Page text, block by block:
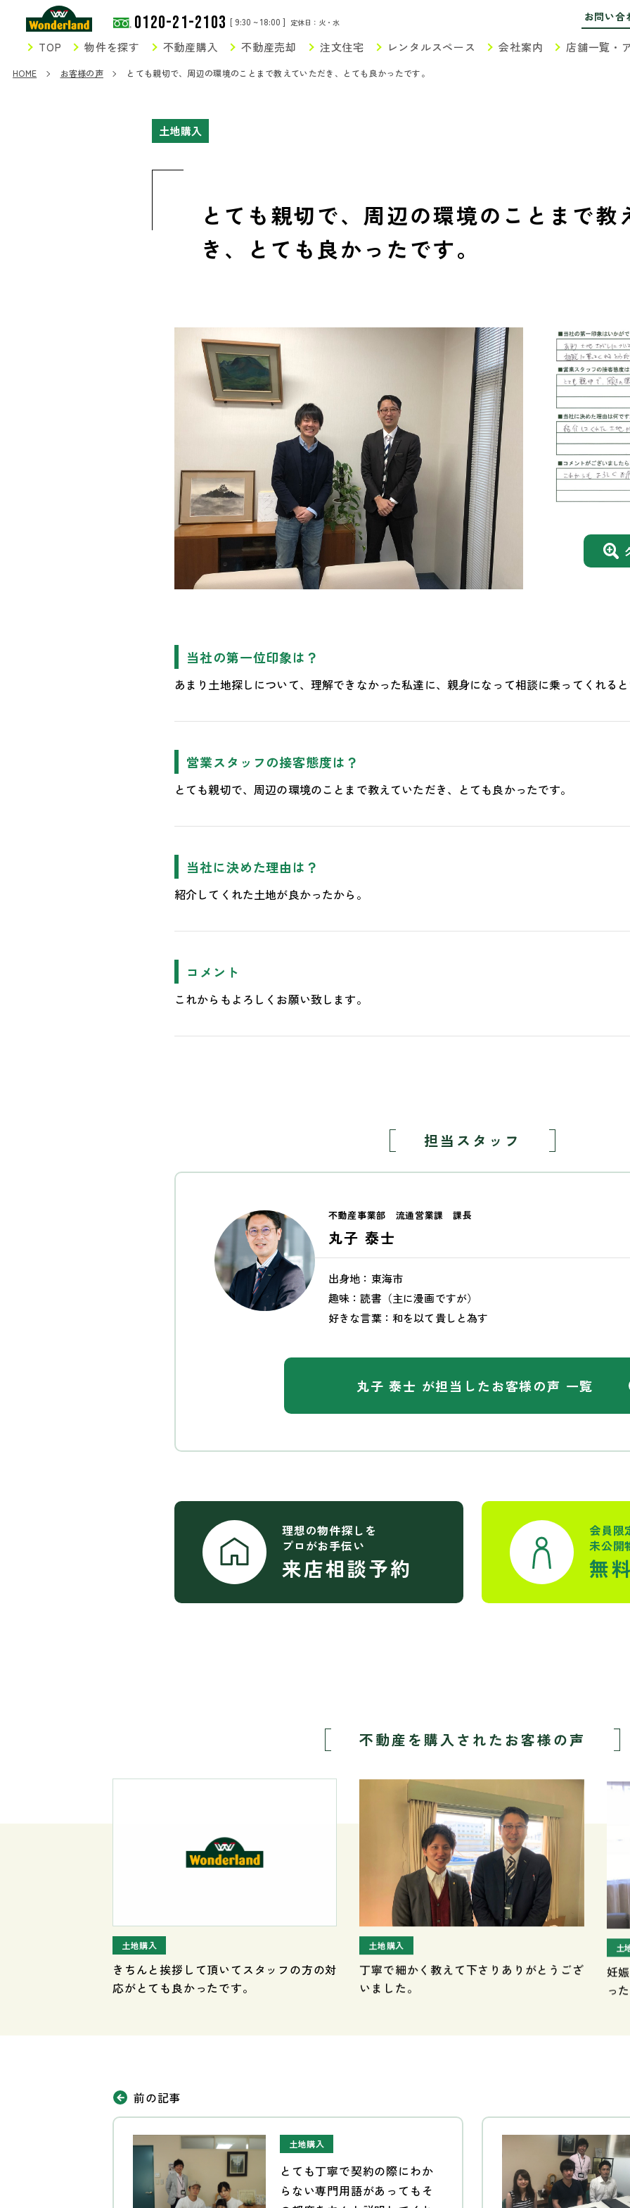
0120-21-2103 [ 9:30 ~ 18:00 ] 定休日：火・水
TOP 物件を探す 不動産購入 不動産売却 注文住宅 レンタルスペース 会社案内 店舗一覧・
お問い合
HOME お客様の声 とても親切で、周辺の環境のことまで教えていただき、とても良かったです。
土地購入
とても親切で、周辺の環境のことまで教
き、とても良かったです。
当社の第一位印象は？
あまり土地探しについて、理解できなかった私達に、親身になって相談に乗ってくれると
営業スタッフの接客態度は？
とても親切で、周辺の環境のことまで教えていただき、とても良かったです。
当社に決めた理由は？
紹介してくれた土地が良かったから。
コメント
これからもよろしくお願い致します。
担当スタッフ
不動産事業部 流通営業課 課長
丸子 泰士
出身地：東海市
趣味：読書（主に漫画ですが）
好きな言葉：和を以て貴しと為す
丸子 泰士 が担当した お客様の声 一覧
理想の物件探しを
プロがお手伝い
来店相談予約
会員限
未公開
無
不動産を購入された お客様の声
土地購入
きちんと挨拶して頂いてスタッフの方の対
応がとても良かったです。
土地購入
丁寧で細かく教えて下さりありがとうござ
いました。
土
妊
っ
前の記事
土地購入
とても丁寧で契約の際にわか
らない専門用語があってもそ